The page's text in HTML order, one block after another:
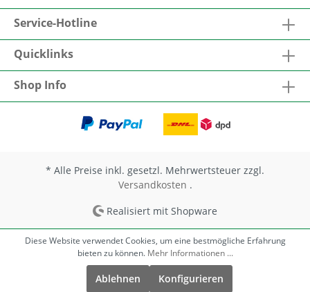
(Dach-) Fenster außen Luftdichten Anschlüssen
(Dachflächen-) Fenster, Türen usw. innen und
außen
Service-Hotline
Quicklinks
Shop Info
* Alle Preise inkl. gesetzl. Mehrwertsteuer zzgl.
Versandkosten .
Realisiert mit Shopware
Diese Website verwendet Cookies, um eine bestmögliche Erfahrung
bieten zu können. Mehr Informationen ...
Ablehnen Konfigurieren